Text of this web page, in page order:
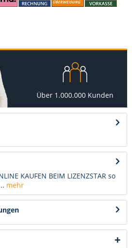
Über 1.000.000 Kunden
KAUFEN BEIM LIZENZSTAR so
mehr